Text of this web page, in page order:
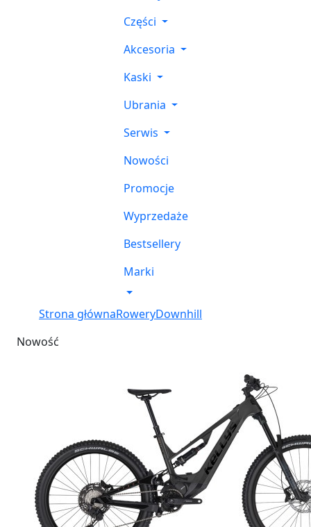
Części
Akcesoria
Kaski
Ubrania
Serwis
Nowości
Promocje
Wyprzedaże
Bestsellery
Marki
Strona głównaRoweryDownhill
Nowość